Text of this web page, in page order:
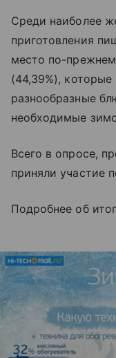
Среди наиболее
приготовления
место по-
(44,39%), которые
разнообразные
необходимые
Всего в опросе,
приняли участие
Подробнее об